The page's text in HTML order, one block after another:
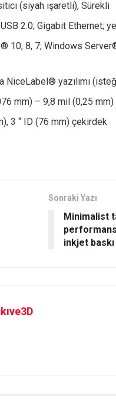
(siyah işaretli), Sürekli
2.0; Gigabit Ethernet;
10, 8, 7; Windows
NiceLabel® yazılımı
mm) – 9,8 mil (0,25 mm)
3 “ ID (76 mm) çekirdek
Sonraki Yazı
Minimalist
inkjet